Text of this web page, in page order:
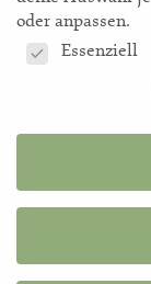
Shop
Hilfe
oder anpassen.
Essenziell